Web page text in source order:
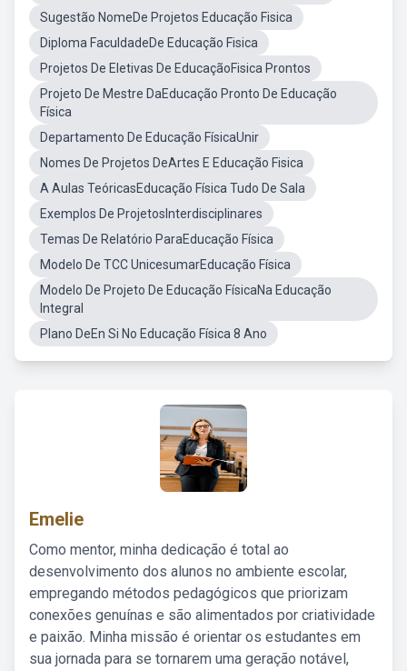
Sugestão NomeDe Projetos Educação Fisica
Diploma FaculdadeDe Educação Fisica
Projetos De Eletivas De EducaçãoFisica Prontos
Projeto De Mestre DaEducação Pronto De Educação
Física
Departamento De Educação FísicaUnir
Nomes De Projetos DeArtes E Educação Fisica
A Aulas TeóricasEducação Física Tudo De Sala
Exemplos De ProjetosInterdisciplinares
Temas De Relatório ParaEducação Física
Modelo De TCC UnicesumarEducação Física
Modelo De Projeto De Educação FísicaNa Educação
Integral
Plano DeEn Si No Educação Física 8 Ano
Emelie
Como mentor, minha dedicação é total ao
desenvolvimento dos alunos no ambiente escolar,
empregando métodos pedagógicos que priorizam
conexões genuínas e são alimentados por criatividade
e paixão. Minha missão é orientar os estudantes em
sua jornada para se tornarem uma geração notável,